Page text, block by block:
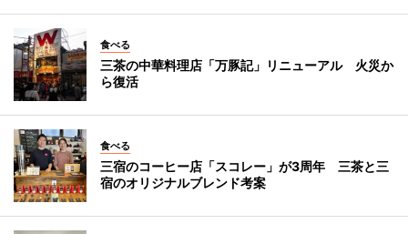
食べる
三茶の中華料理店「万豚記」リニューアル 火災か
ら復活
食べる
三宿のコーヒー店「スコレー」が3周年 三茶と三
宿のオリジナルブレンド考案